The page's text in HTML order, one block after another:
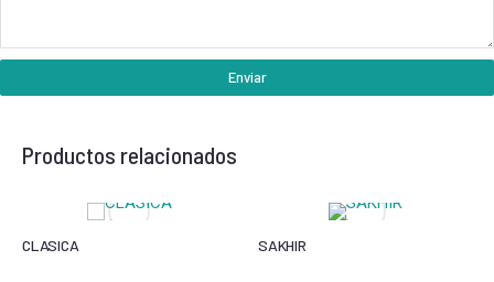
Enviar
Productos relacionados
CLASICA SAKHIR